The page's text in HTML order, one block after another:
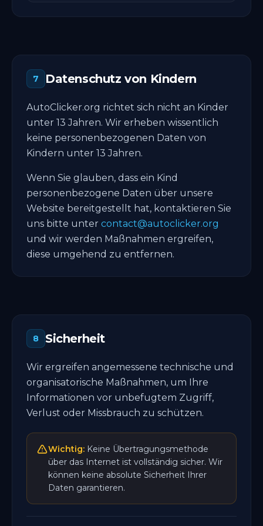
7 Datenschutz von Kindern
AutoClicker.org richtet sich nicht an Kinder
unter 13 Jahren. Wir erheben wissentlich
keine personenbezogenen Daten von
Kindern unter 13 Jahren.
Wenn Sie glauben, dass ein Kind
personenbezogene Daten über unsere
Website bereitgestellt hat, kontaktieren Sie
uns bitte unter contact@autoclicker.org
und wir werden Maßnahmen ergreifen,
diese umgehend zu entfernen.
8 Sicherheit
Wir ergreifen angemessene technische und
organisatorische Maßnahmen, um Ihre
Informationen vor unbefugtem Zugriff,
Verlust oder Missbrauch zu schützen.
Wichtig: Keine Übertragungsmethode
über das Internet ist vollständig sicher. Wir
können keine absolute Sicherheit Ihrer
Daten garantieren.